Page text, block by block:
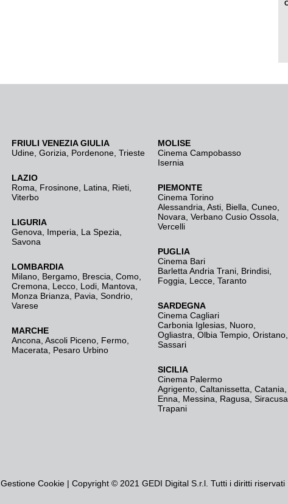
FRIULI VENEZIA GIULIA
Udine Gorizia Pordenone Trieste
LAZIO
Roma
Frosinone Latina Rieti
Viterbo
LIGURIA
Genova
Imperia La Spezia
Savona
LOMBARDIA
Milano Bergamo Brescia, Como
Cremona
Lecco Lodi Mantova
Monza Brianza
Pavia Sondrio
Varese
MARCHE
Ancona Ascoli Piceno Fermo
Macerata
Pesaro Urbino
MOLISE
Cinema Campobasso
Isernia
PIEMONTE
Cinema Torino
Alessandria Asti Biella Cuneo
Novara Verbano Cusio Ossola
Vercelli
PUGLIA
Cinema Bari
Barletta Andria Trani Brindisi
Foggia
Lecce Taranto
SARDEGNA
Cinema Cagliari
Carbonia Iglesias Nuoro
Ogliastra Olbia Tempio Oristano
Sassari
SICILIA
Cinema Palermo
Agrigento Caltanissetta Catania
Enna
Messina Ragusa Siracusa
Trapani
Gestione Cookie | Copyright © 2021 GEDI Digital S.r.l. Tutti i diritti riservati